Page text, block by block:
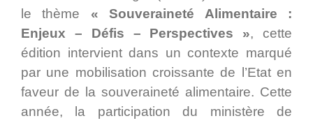
le thème « Souveraineté Alimentaire :
Enjeux – Défis – Perspectives », cette
édition intervient dans un contexte marqué
par une mobilisation croissante de l’Etat en
faveur de la souveraineté alimentaire. Cette
année, la participation du ministère de